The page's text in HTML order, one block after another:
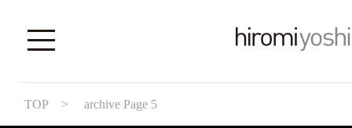
TOP > archive Page 5